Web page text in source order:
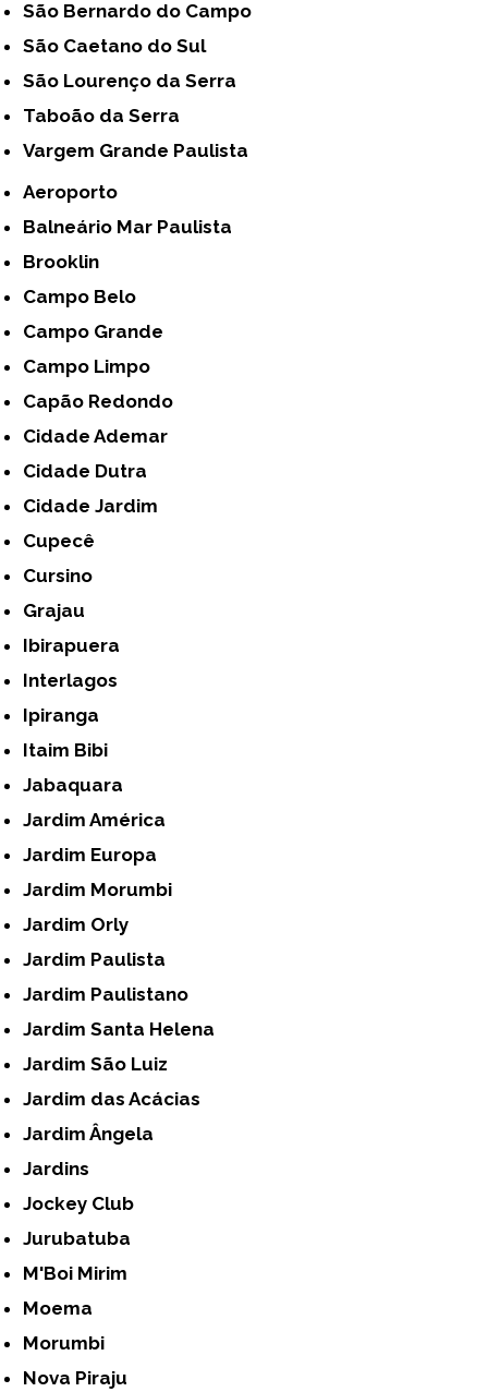
São Bernardo do Campo
São Caetano do Sul
São Lourenço da Serra
Taboão da Serra
Vargem Grande Paulista
Aeroporto
Balneário Mar Paulista
Brooklin
Campo Belo
Campo Grande
Campo Limpo
Capão Redondo
Cidade Ademar
Cidade Dutra
Cidade Jardim
Cupecê
Cursino
Grajau
Ibirapuera
Interlagos
Ipiranga
Itaim Bibi
Jabaquara
Jardim América
Jardim Europa
Jardim Morumbi
Jardim Orly
Jardim Paulista
Jardim Paulistano
Jardim Santa Helena
Jardim São Luiz
Jardim das Acácias
Jardim Ângela
Jardins
Jockey Club
Jurubatuba
M'Boi Mirim
Moema
Morumbi
Nova Piraju